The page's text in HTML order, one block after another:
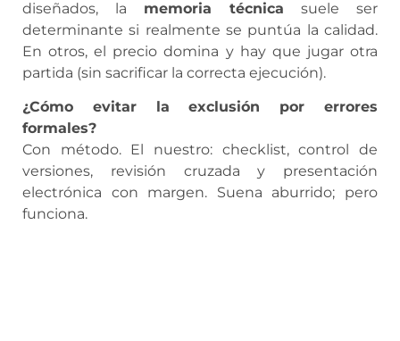
diseñados, la memoria técnica suele ser
determinante si realmente se puntúa la calidad.
En otros, el precio domina y hay que jugar otra
partida (sin sacrificar la correcta ejecución).
¿Cómo evitar la exclusión por errores
formales?
Con método. El nuestro: checklist, control de
versiones, revisión cruzada y presentación
electrónica con margen. Suena aburrido; pero
funciona.